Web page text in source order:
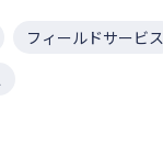
フィールドサービス